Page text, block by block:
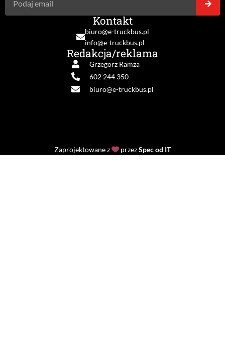
Kontakt
biuro@e-truckbus.pl
info@e-truckbus.pl
Redakcja/reklama
Grzegorz Ramza
602 244 350
biuro@e-truckbus.pl
Zaprojektowane z przezSpec od IT